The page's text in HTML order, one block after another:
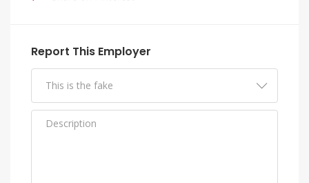
Report This Employer